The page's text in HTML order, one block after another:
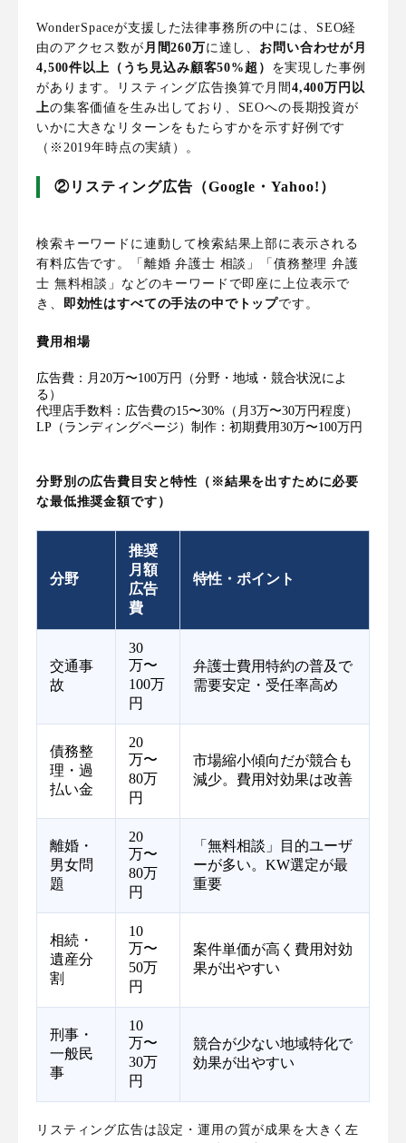
WonderSpaceが支援した法律事務所の中には、SEO経
由のアクセス数が 月間260万に達し、 お問い合わせが月
4,500件以上（うち見込み顧客50%超） を実現した事例
があります。リスティング広告換算で月間 4,400万円以
上の集客価値を生み出しており、SEOへの長期投資が
いかに大きなリターンをもたらすかを示す好例です
（※2019年時点の実績）。
②リスティング広告（Google・Yahoo!）
検索キーワードに連動して検索結果上部に表示される
有料広告です。「離婚 弁護士 相談」「債務整理 弁護
士 無料相談」などのキーワードで即座に上位表示で
き、
即効性はすべての手法の中でトップです。
費用相場
広告費：月20万〜100万円（分野・地域・競合状況によ
る）
代理店手数料：広告費の15〜30%（月3万〜30万円程度）
LP（ランディングページ）制作：初期費用30万〜100万円
分野別の広告費目安と特性（※結果を出すために必要
な最低推奨金額です）
分野
推奨
月額
広告
費
特性・ポイント
交通事
故
30
万〜
100万
円
弁護士費用特約の普及で
需要安定・受任率高め
債務整
理・過
払い金
20
万〜
80万
円
市場縮小傾向だが競合も
減少。費用対効果は改善
離婚・
男女問
題
20
万〜
80万
円
「無料相談」目的ユーザ
ーが多い。KW選定が最
重要
相続・
遺産分
割
10
万〜
50万
円
案件単価が高く費用対効
果が出やすい
刑事・
一般民
事
10
万〜
30万
円
競合が少ない地域特化で
効果が出やすい
リスティング広告は設定・運用の質が成果を大きく左